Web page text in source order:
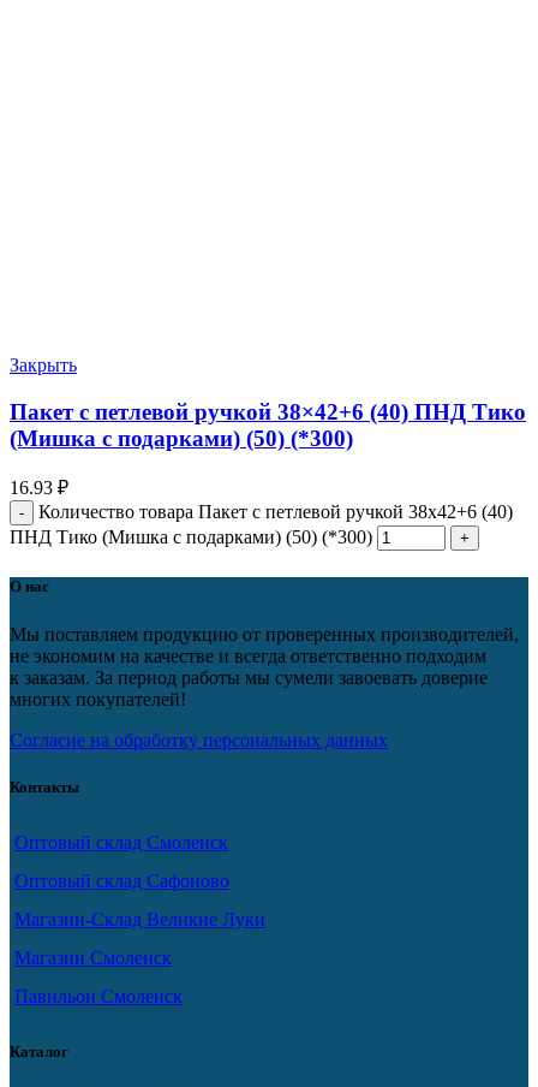
Закрыть
Пакет с петлевой ручкой 38×42+6 (40) ПНД Тико
(Мишка с подарками) (50) (*300)
16.93 ₽
Количество товара Пакет с петлевой ручкой 38x42+6 (40)
ПНД Тико (Мишка с подарками) (50) (*300)
О нас
Мы поставляем продукцию от проверенных производителей,
не экономим на качестве и всегда ответственно подходим
к заказам. За период работы мы сумели завоевать доверие
многих покупателей!
Согласие на обработку персональных данных
Контакты
Оптовый склад Смоленск
Оптовый склад Сафоново
Магазин-Склад Великие Луки
Магазин Смоленск
Павильон Смоленск
Каталог